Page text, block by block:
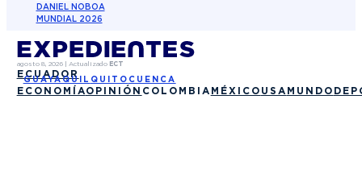
DANIEL NOBOA
MUNDIAL 2026
agosto 8, 2026| Actualizado ECT
ECUADOR
GUAYAQUIL QUITO CUENCA
ECONOMÍAOPINIÓN COLOMBIA MÉXICO USA MUNDO